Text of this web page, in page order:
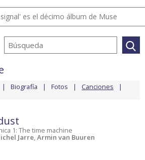
es el décimo álbum de Muse
Biografía Fotos Canciones
1: The time machine
Jarre,Armin van Buuren